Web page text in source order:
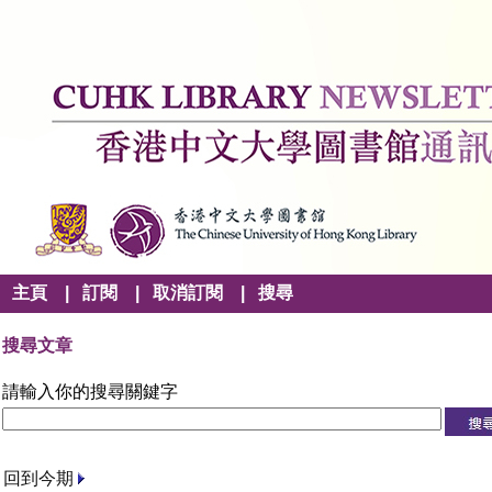
主頁 訂閱 取消訂閱 搜尋
搜尋文章
請輸入你的搜尋關鍵字
回到今期